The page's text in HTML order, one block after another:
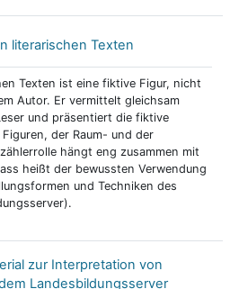
literarischen Texten
Texten ist eine fiktive Figur, nicht
Autor. Er vermittelt gleichsam
und präsentiert die fiktive
der Raum- und der
hängt eng zusammen mit
heißt der bewussten Verwendung
und Techniken des
zur Interpretation von
Landesbildungsserver